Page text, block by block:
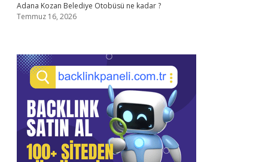
Adana Kozan Belediye Otobüsü ne kadar ?
Temmuz 16, 2026